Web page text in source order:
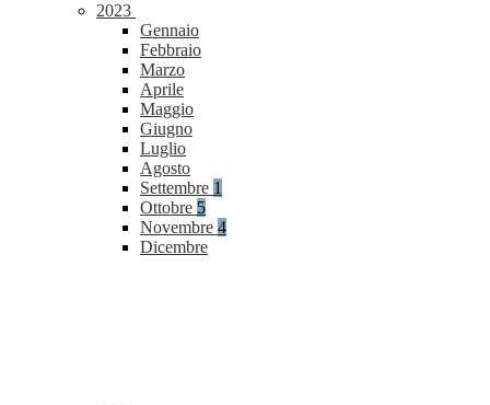
2023
Gennaio
Febbraio
Marzo
Aprile
Maggio
Giugno
Luglio
Agosto
Settembre 1
Ottobre 5
Novembre 4
Dicembre